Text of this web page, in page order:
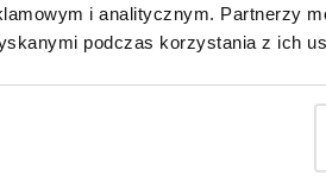
i analitycznym. Partnerzy
podczas korzystania z ich